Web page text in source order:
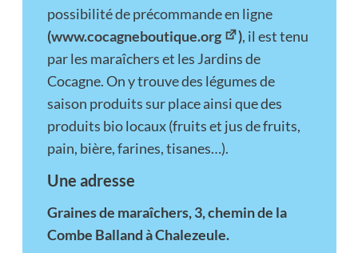
possibilité de précommande en ligne
(www.cocagneboutique.org ), il est tenu
par les maraîchers et les Jardins de
Cocagne. On y trouve des légumes de
saison produits sur place ainsi que des
produits bio locaux (fruits et jus de fruits,
pain, bière, farines, tisanes…).
Une adresse
Graines de maraîchers, 3, chemin de la
Combe Balland à Chalezeule.